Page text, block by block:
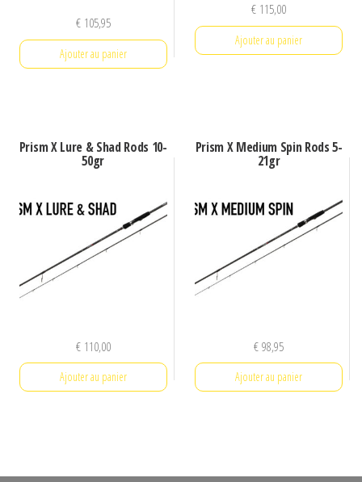
€105,95
Ajouter au panier
€ 115,00
Ajouter au panier
Prism X Lure & Shad Rods 10-
50gr
€110,00
Ajouter au panier
Prism X Medium Spin Rods 5-
21gr
€98,95
Ajouter au panier